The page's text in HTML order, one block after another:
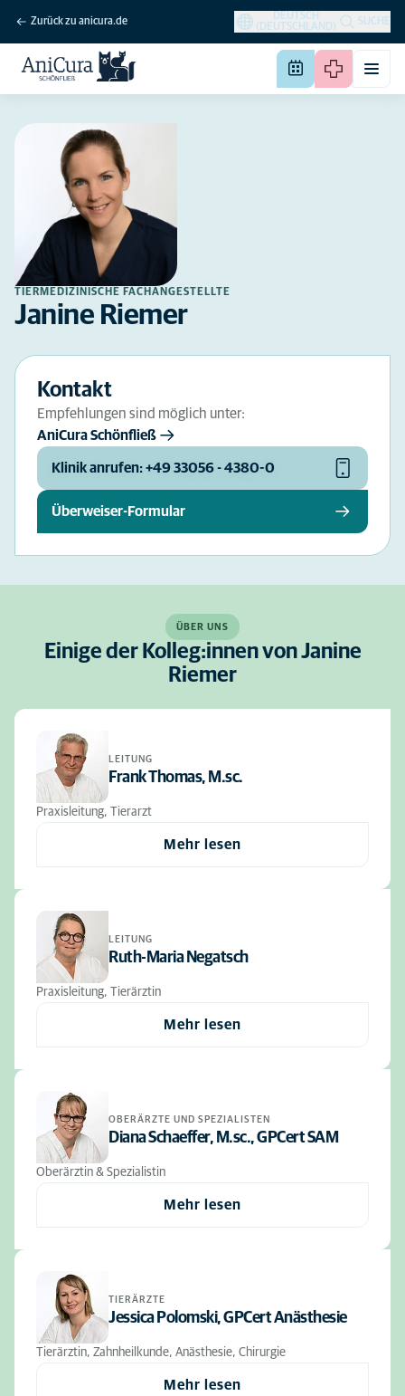
Zurück zu anicura.de
DEUTSCH
(DEUTSCHLAND)
SUCHE
TIERMEDIZINISCHE FACHANGESTELLTE
Janine Riemer
Kontakt
Empfehlungen sind möglich unter:
AniCura Schönfließ
Klinik anrufen: +49 33056 - 4380-0
Überweiser-Formular
ÜBER UNS
Einige der Kolleg:innen von Janine
Riemer
LEITUNG
Frank Thomas, M.sc.
Praxisleitung, Tierarzt
Mehr lesen
LEITUNG
Ruth-Maria Negatsch
Praxisleitung, Tierärztin
Mehr lesen
OBERÄRZTE UND SPEZIALISTEN
Diana Schaeffer, M.sc., GPCert SAM
Oberärztin & Spezialistin
Mehr lesen
TIERÄRZTE
Jessica Polomski, GPCert Anästhesie
Tierärztin, Zahnheilkunde, Anästhesie, Chirurgie
Mehr lesen